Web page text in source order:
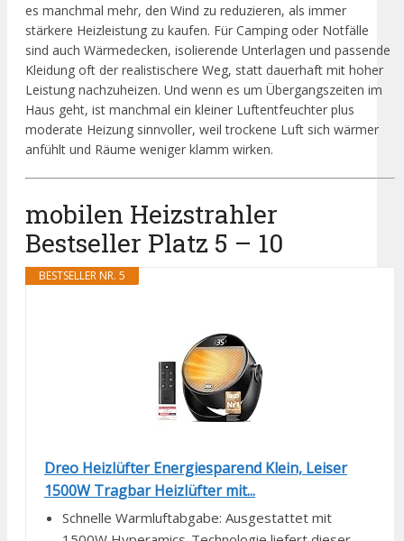
es manchmal mehr, den Wind zu reduzieren, als immer
stärkere Heizleistung zu kaufen. Für Camping oder Notfälle
sind auch Wärmedecken, isolierende Unterlagen und passende
Kleidung oft der realistischere Weg, statt dauerhaft mit hoher
Leistung nachzuheizen. Und wenn es um Übergangszeiten im
Haus geht, ist manchmal ein kleiner Luftentfeuchter plus
moderate Heizung sinnvoller, weil trockene Luft sich wärmer
anfühlt und Räume weniger klamm wirken.
mobilen Heizstrahler
Bestseller Platz 5 – 10
BESTSELLER NR. 5
Dreo Heizlüfter Energiesparend Klein, Leiser
1500W Tragbar Heizlüfter mit...
Schnelle Warmluftabgabe: Ausgestattet mit